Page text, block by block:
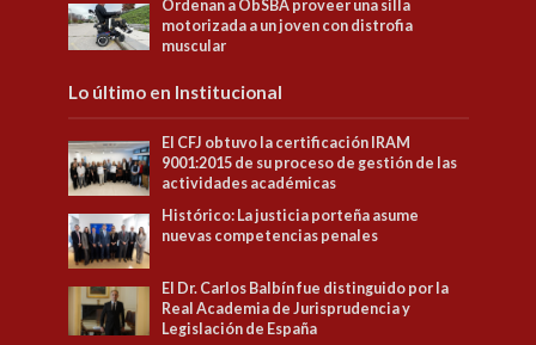
Ordenan a ObSBA proveer una silla
motorizada a un joven con distrofia
muscular
Lo último en Institucional
El CFJ obtuvo la certificación IRAM
9001:2015 de su proceso de gestión de las
actividades académicas
Histórico: La justicia porteña asume
nuevas competencias penales
El Dr. Carlos Balbín fue distinguido por la
Real Academia de Jurisprudencia y
Legislación de España